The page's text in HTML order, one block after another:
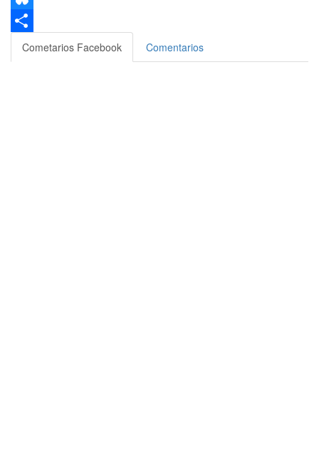
Bluesky
Compartir
Cometarios Facebook Comentarios